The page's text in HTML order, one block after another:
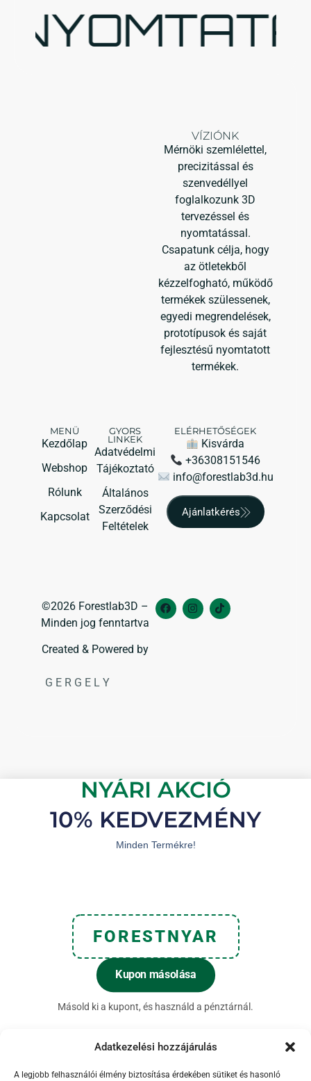
Adatkezelési hozzájárulás
A legjobb felhasználói élmény biztosítása érdekében sütiket és hasonló
VÍZIÓNK
Mérnöki szemlélettel,
precizitással és
szenvedéllyel
foglalkozunk 3D
tervezéssel és
nyomtatással.
Csapatunk célja, hogy
az ötletekből
kézzelfogható, működő
termékek szülessenek,
egyedi megrendelések,
prototípusok és saját
fejlesztésű nyomtatott
termékek.
MENÜ
Kezdőlap
Webshop
Rólunk
Kapcsolat
GYORS
LINKEK
Adatvédelmi
Tájékoztató
Általános
Szerződési
Feltételek
ELÉRHETŐSÉGEK
Kisvárda
+36308151546
info@forestlab3d.hu
Ajánlatkérés
©2026 Forestlab3D –
Minden jog fenntartva
Created & Powered by
G E R G E L Y
NYÁRI AKCIÓ
10% KEDVEZMÉNY
Minden Termékre!
FORESTNYAR
Kupon másolása
Másold ki a kupont, és használd a pénztárnál.